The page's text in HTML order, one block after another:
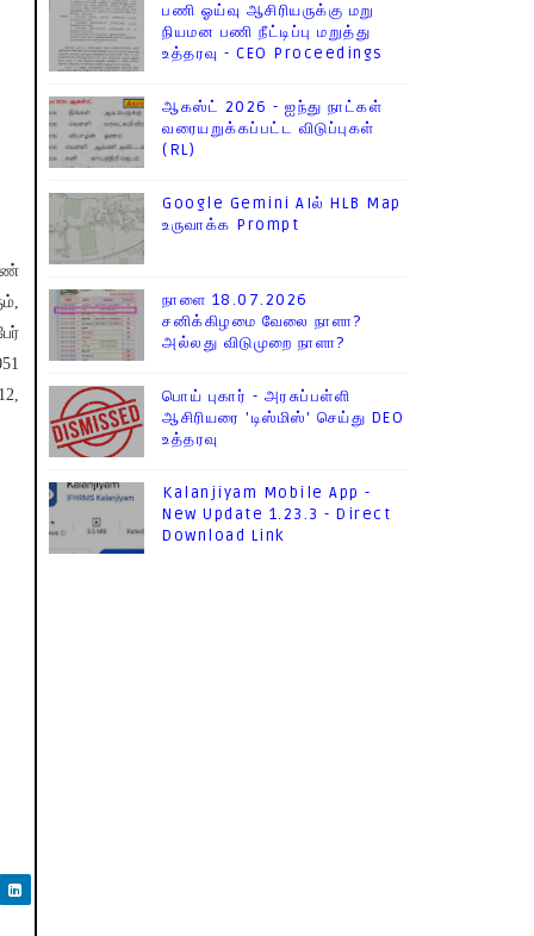
பணி ஓய்வு ஆசிரியருக்கு மறு
நியமன பணி நீட்டிப்பு மறுத்து
உத்தரவு - CEO Proceedings
ஆகஸ்ட் 2026 - ஐந்து நாட்கள்
வரையறுக்கப்பட்ட விடுப்புகள்
(RL)
Google Gemini AIல் HLB Map
உருவாக்க Prompt
நாளை 18.07.2026
சனிக்கிழமை வேலை நாளா?
அல்லது விடுமுறை நாளா?
பொய் புகார் - அரசுப்பள்ளி
ஆசிரியரை 'டிஸ்மிஸ்' செய்து DEO
உத்தரவு
Kalanjiyam Mobile App -
New Update 1.23.3 - Direct
Download Link